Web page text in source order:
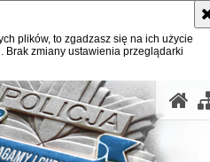
plików, to zgadzasz się na ich użycie
zmiany ustawienia przeglądarki